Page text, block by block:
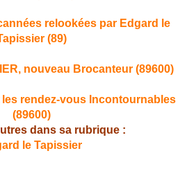
relookées par Edgard le
(89)
nouveau Brocanteur (89600)
les rendez-vous Incontournables
(89600)
dans sa rubrique :
le Tapissier